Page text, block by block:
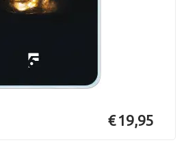
€ 19,95